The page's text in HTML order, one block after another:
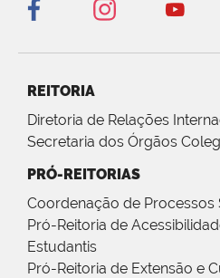
REITORIA
Diretoria de Relações
Secretaria dos Órgãos
PRÓ-REITORIAS
Coordenação de Processos
Pró-Reitoria de
Estudantis
Pró-Reitoria de Extensão e